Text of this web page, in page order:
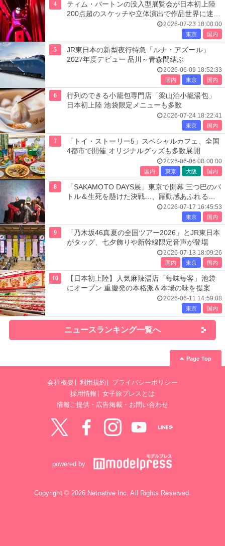
4
ティム・バートンの没入型展覧会が日本初上陸
200点超のスケッチや立体演出で作品世界に迷い
2026-07-23 18:00:00
東京 国内
5
JR東日本の新型夜行特急「ルナ・アズール」
2027年度デビュー 品川～青森間結ぶ
2026-06-09 18:52:33
国内 東京 国内
6
行列のできる小籠包専門店「梁山泊小籠湯包」
日本初上陸 池袋限定メニューも多数
2026-07-24 18:22:41
東京 国内
7
「トイ・ストーリー5」スペシャルカフェ、全国
4都市で開催 オリジナルグッズも多数展開
2026-06-06 08:00:00
国内 東京 大阪 国内
8
「SAKAMOTO DAYS展」東京で開幕 三つ巴のバ
トル＆生死を懸けた決戦…、躍動感あふれる展
2026-07-17 16:45:53
東京 国内
9
「乃木坂46真夏の全国ツアー2026」とJR東日本
がタッグ、七夕飾りや新幹線限定音声が登場
2026-07-13 18:09:26
国内 東京 国内
10
【日本初上陸】人気麻辣湯店「毎味毎客」池袋
にオープン 重慶発の本格派＆本場の味を提案
2026-06-11 14:59:08
東京 国内
ニュースランキング一覧へ
Page Top
会社概要 利用規約
プライバシーポリシー
採用情報
女子旅プレスとは
情報ご提供・広告掲載・お問い合わせ
Facebook
powered by
Copyright © 2026 Netnative Inc. All Rights Reserved.